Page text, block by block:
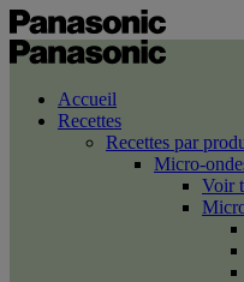
Accueil
Recettes
Recettes par
Micro-
Voir